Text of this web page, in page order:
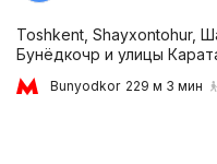
Toshkent, Shayxontohur,
Бунёдкочр и улицы
Bunyodkor 229 м 3 мин